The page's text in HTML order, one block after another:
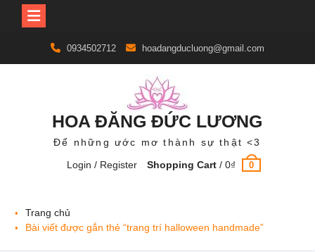
content
0934502712 hoadangducluong@gmail.com
HOA ĐĂNG ĐỨC LƯƠNG
Để những ước mơ thành sự thật <3
Login / Register
Shopping Cart /0₫ 0
Trang chủ
Bài viết được gắn thẻ “trang trí halloween handmade”